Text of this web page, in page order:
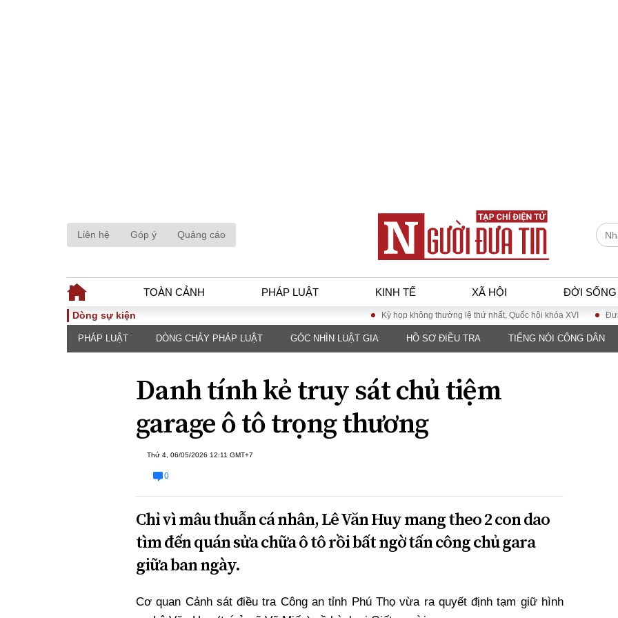
Liên hệ Góp ý Quảng cáo
TOÀN CẢNH PHÁP LUẬT KINH TẾ XÃ HỘI ĐỜI SỐNG
TOÀN CẢNH
Chính sách
Đối thoại
PHÁP LUẬT
luật
Góc nhìn luật gia
Hồ sơ điều tra
Tiếng nói công dân
KINH TẾ
Tài chính - Ngân
hàng
Kinh tế vĩ mô
Hồ sơ doanh
luận
Công nghệ
XÃ HỘI
Quan điểm
Dòng sự kiện Kỳ họp không thường lệ thứ nhất, Quốc hội khóa XVI Đưa Nghị
PHÁP LUẬT DÒNG CHẢY PHÁP LUẬT GÓC NHÌN LUẬT GIA HỒ SƠ ĐIỀU TRA TIẾNG NÓI CÔNG DÂN
Danh tính kẻ truy sát chủ tiệm
garage ô tô trọng thương
Thứ 4, 06/05/2026 12:11 GMT+7
0
Chỉ vì mâu thuẫn cá nhân, Lê Văn Huy mang theo 2 con dao
tìm đến quán sửa chữa ô tô rồi bất ngờ tấn công chủ gara
giữa ban ngày.
Cơ quan Cảnh sát điều tra Công an tỉnh Phú Thọ vừa ra quyết định tạm giữ hình